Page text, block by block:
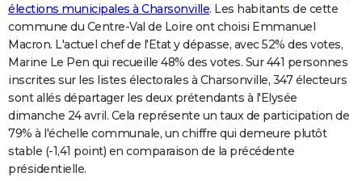
élections municipales à Charsonville. Les habitants de cette
commune du Centre-Val de Loire ont choisi Emmanuel
Macron. L'actuel chef de l'Etat y dépasse, avec 52% des votes,
Marine Le Pen qui recueille 48% des votes. Sur 441 personnes
inscrites sur les listes électorales à Charsonville, 347 électeurs
sont allés départager les deux prétendants à l'Elysée
dimanche 24 avril. Cela représente un taux de participation de
79% à l'échelle communale, un chiffre qui demeure plutôt
stable (-1,41 point) en comparaison de la précédente
présidentielle.